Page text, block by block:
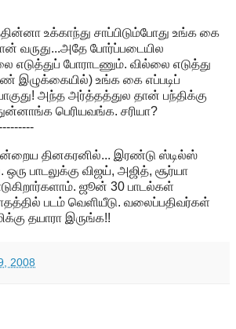
உக்காந்து சாப்பிடும்போது உங்க கை
வருது...அதே போர்ப்படையில
எடுத்துப் போராடணும். வில்லை எடுத்து
இழுக்கையில்) உங்க கை எப்படிப்
அந்த அர்த்தத்துல தான் பந்திக்கு
பெரியவங்க. சரியா?
தினகரனில்... இரண்டு ஸ்டில்ஸ்
பாடலுக்கு விஜய், அஜித், சூர்யா
ஜூன் 30 பாடல்கள்
படம் வெளியீடு. வலைப்பதிவர்கள்
தயாரா இருங்க!!
2008